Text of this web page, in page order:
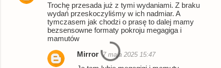
Trochę przesada już z tymi wydaniami. Z braku
wydań przeskoczyliśmy w ich nadmiar. A
tymczasem jak chodzi o prasę to dalej mamy
bezsensowne formaty pokroju megagiga i
mamutów
Mirror 7 maja 2025 15:47